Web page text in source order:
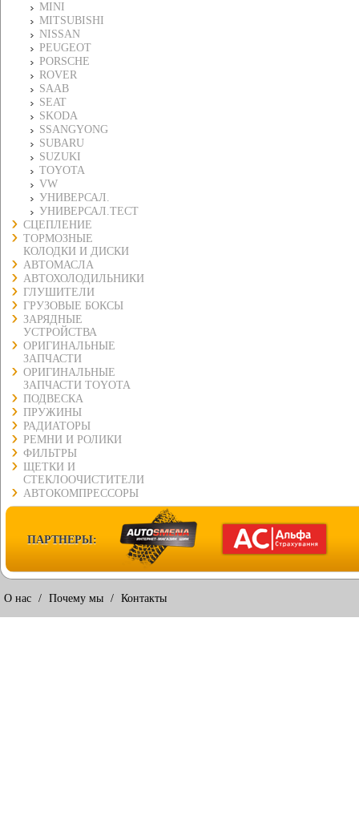
MINI
MITSUBISHI
NISSAN
PEUGEOT
PORSCHE
ROVER
SAAB
SEAT
SKODA
SSANGYONG
SUBARU
SUZUKI
TOYOTA
VW
УНИВЕРСАЛ.
УНИВЕРСАЛ.ТЕСТ
СЦЕПЛЕНИЕ
ТОРМОЗНЫЕ
КОЛОДКИ И ДИСКИ
АВТОМАСЛА
АВТОХОЛОДИЛЬНИКИ
ГЛУШИТЕЛИ
ГРУЗОВЫЕ БОКСЫ
ЗАРЯДНЫЕ
УСТРОЙСТВА
ОРИГИНАЛЬНЫЕ
ЗАПЧАСТИ
ОРИГИНАЛЬНЫЕ
ЗАПЧАСТИ TOYOTA
ПОДВЕСКА
ПРУЖИНЫ
РАДИАТОРЫ
РЕМНИ И РОЛИКИ
ФИЛЬТРЫ
ЩЕТКИ И
СТЕКЛООЧИСТИТЕЛИ
АВТОКОМПРЕССОРЫ
ПАРТНЕРЫ:
О нас / Почему мы / Контакты